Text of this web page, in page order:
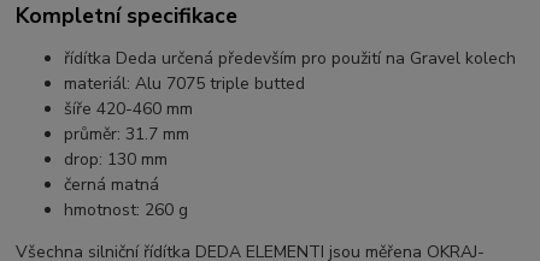
Kompletní specifikace
řídítka Deda určená především pro použití na Gravel kolech
materiál: Alu 7075 triple butted
šíře 420-460 mm
průměr: 31.7 mm
drop: 130 mm
černá matná
hmotnost: 260 g
Všechna silniční řídítka DEDA ELEMENTI jsou měřena OKRAJ-